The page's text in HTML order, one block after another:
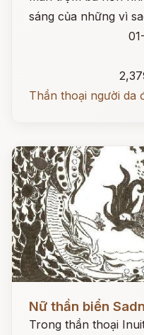
sáng của những vì
Thần thoại người da
Nữ thần biển
Trong thần thoại